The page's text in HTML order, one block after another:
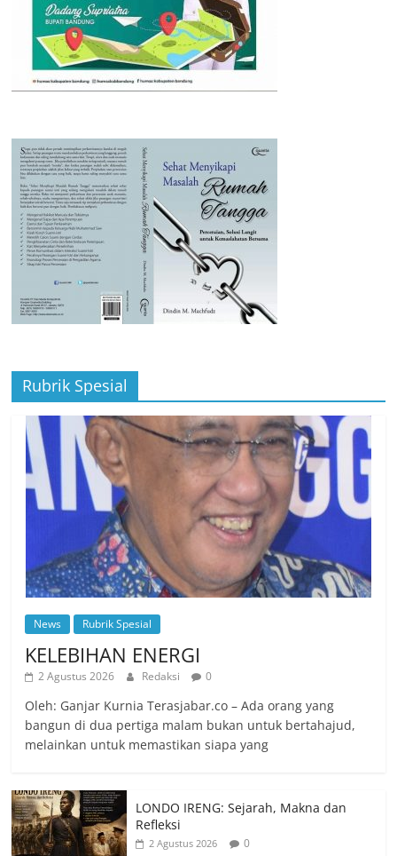
Rubrik Spesial
News Rubrik Spesial
KELEBIHAN ENERGI
2 Agustus 2026 Redaksi 0
Oleh: Ganjar Kurnia Terasjabar.co – Ada orang yang
bangun di dua pertiga malam bukan untuk bertahajud,
melainkan untuk memastikan siapa yang
LONDO IRENG: Sejarah, Makna dan
Refleksi
2 Agustus 2026 0